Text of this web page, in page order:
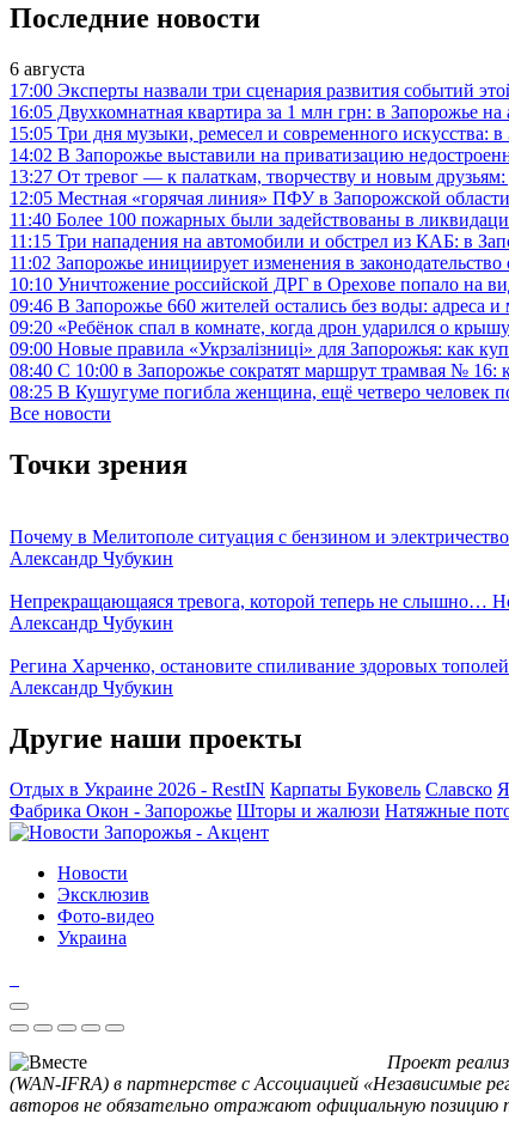
Последние новости
6 августа
17:00 Эксперты назвали три сценария развития событий
16:05 Двухкомнатная квартира за 1 млн грн: в Запорожье
15:05 Три дня музыки, ремесел и современного искусства:
14:02 В Запорожье выставили на приватизацию
13:27 От тревог — к палаткам, творчеству и новым
12:05 Местная «горячая линия» ПФУ в Запорожской
11:40 Более 100 пожарных были задействованы в
11:15 Три нападения на автомобили и обстрел из КАБ: в
11:02 Запорожье инициирует изменения в
10:10 Уничтожение российской ДРГ в Орехове попало на
09:46 В Запорожье 660 жителей остались без воды: адреса и
09:20 «Ребёнок спал в комнате, когда дрон ударился о
09:00 Новые правила «Укрзалізниці» для Запорожья: как
08:40 С 10:00 в Запорожье сократят маршрут трамвая № 16:
08:25 В Кушугуме погибла женщина, ещё четверо человек
Все новости
Точки зрения
Почему в Мелитополе ситуация с бензином и
Александр Чубукин
Непрекращающаяся тревога, которой теперь не слышно…
Александр Чубукин
Регина Харченко, остановите спиливание здоровых
Александр Чубукин
Другие наши проекты
Отдых в Украине 2026 - RestIN Карпаты Буковель Славско
Фабрика Окон - Запорожье Шторы и жалюзи Натяжные
Новости
Эксклюзив
Фото-видео
Украина
Проект
(WAN-IFRA) в партнерстве с Ассоциацией «Независимые
авторов не обязательно отражают официальную позицию